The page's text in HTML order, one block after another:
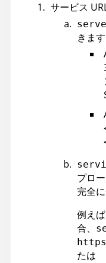
サービス
きます
プロ
完全
例えば
合、
たは